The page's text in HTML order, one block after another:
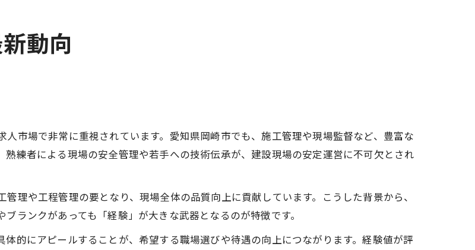
建設業界で再挑戦するヒント
職で活かせる高齢者の建設求人活用法
求人で見逃せないシニア歓迎のポイント
見つけるシニア歓迎の仕事探し
者向け建設求人の岡崎市事情を徹底調査
ア世代が岡崎市で選ぶ建設求人の特徴
求人で岡崎市を選ぶメリットと注意点
動向
市場で非常に重視されています。愛知県岡崎市でも、施工管理や現場監督など、豊富な
練者による現場の安全管理や若手への技術伝承が、建設現場の安定運営に不可欠とされ
理や工程管理の要となり、現場全体の品質向上に貢献しています。こうした背景から、
ランクがあっても「経験」が大きな武器となるのが特徴です。
的にアピールすることが、希望する職場選びや待遇の向上につながります。経験値が評